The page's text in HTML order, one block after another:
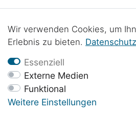
Barrierefreiheitserklärung
Vertrag widerrufen
Wir verwenden Cookies, um
Erlebnis zu bieten.
Essenziell
Externe Medien
Funktional
Weitere Einstellungen